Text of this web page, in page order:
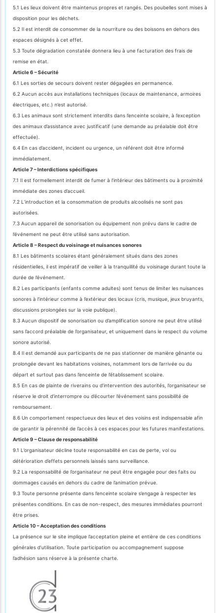
5.1 Les lieux doivent être maintenus propres et rangés. Des poubelles sont mises à
disposition pour les déchets.
5.2 Il est interdit de consommer de la nourriture ou des boissons en dehors des
espaces désignés à cet effet.
5.3 Toute dégradation constatée donnera lieu à une facturation des frais de
remise en état.
Article 6 – Sécurité
6.1 Les sorties de secours doivent rester dégagées en permanence.
6.2 Aucun accès aux installations techniques (locaux de maintenance, armoires
électriques, etc.) n’est autorisé.
6.3 Les animaux sont strictement interdits dans l’enceinte scolaire, à l’exception
des animaux d’assistance avec justificatif (une demande au préalable doit être
effectuée).
6.4 En cas d’accident, incident ou urgence, un référent doit être informé
immédiatement.
Article 7 – Interdictions spécifiques
7.1 Il est formellement interdit de fumer à l’intérieur des bâtiments ou à proximité
immédiate des zones d’accueil.
7.2 L’introduction et la consommation de produits alcoolisés ne sont pas
autorisées.
7.3 Aucun appareil de sonorisation ou équipement non prévu dans le cadre de
l’événement ne peut être utilisé sans autorisation.
Article 8 – Respect du voisinage et nuisances sonores
8.1 Les bâtiments scolaires étant généralement situés dans des zones
résidentielles, il est impératif de veiller à la tranquillité du voisinage durant toute la
durée de l’événement.
8.2 Les participants (enfants comme adultes) sont tenus de limiter les nuisances
sonores à l’intérieur comme à l’extérieur des locaux (cris, musique, jeux bruyants,
discussions prolongées sur la voie publique).
8.3 Aucun dispositif de sonorisation ou d’amplification sonore ne peut être utilisé
sans l’accord préalable de l’organisateur, et uniquement dans le respect du volume
sonore autorisé.
8.4 Il est demandé aux participants de ne pas stationner de manière gênante ou
prolongée devant les habitations voisines, notamment lors de l’arrivée ou du
départ et surtout pas dans l’enceinte de l’établissement scolaire.
8.5 En cas de plainte de riverains ou d’intervention des autorités, l’organisateur se
réserve le droit d’interrompre ou d’écourter l’événement sans possibilité de
remboursement.
8.6 Un comportement respectueux des lieux et des voisins est indispensable afin
de garantir la pérennité de l’accès à ces espaces pour les futures manifestations.
Article 9 – Clause de responsabilité
9.1 L’organisateur décline toute responsabilité en cas de perte, vol ou
détérioration d’effets personnels laissés sans surveillance.
9.2 La responsabilité de l’organisateur ne peut être engagée pour des faits ou
dommages causés en dehors du cadre de l’animation prévue.
9.3 Toute personne présente dans l’enceinte scolaire s’engage à respecter les
présentes conditions. En cas de non-respect, des mesures immédiates pourront
être prises.
Article 10 – Acceptation des conditions
La présence sur le site implique l’acceptation pleine et entière de ces conditions
générales d’utilisation. Toute participation ou accompagnement suppose
l’adhésion sans réserve à la présente charte.